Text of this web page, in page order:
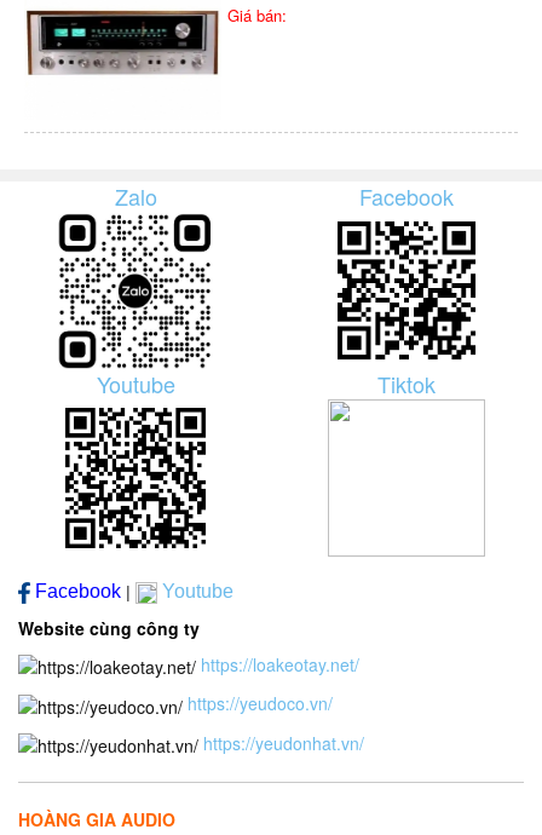
Giá bán:
Zalo Facebook
Youtube Tiktok
Facebook | Youtube
Website cùng công ty
https://loakeotay.net/
https://yeudoco.vn/
https://yeudonhat.vn/
HOÀNG GIA AUDIO